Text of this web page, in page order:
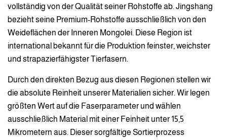
vollständig von der Qualität seiner Rohstoffe ab. Jingshang
bezieht seine Premium-Rohstoffe ausschließlich von den
Weideflächen der Inneren Mongolei. Diese Region ist
international bekannt für die Produktion feinster, weichster
und strapazierfähigster Tierfasern.
Durch den direkten Bezug aus diesen Regionen stellen wir
die absolute Reinheit unserer Materialien sicher. Wir legen
größten Wert auf die Faserparameter und wählen
ausschließlich Material mit einer Feinheit unter 15,5
Mikrometern aus. Dieser sorgfältige Sortierprozess